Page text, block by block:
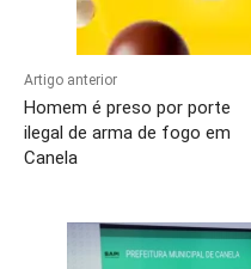
Artigo anterior
Homem é preso por porte
ilegal de arma de fogo em
Canela